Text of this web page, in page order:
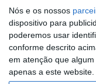
Nós e os nossos
dispositivo para
poderemos usar
conforme descrito
em atenção que
apenas a este